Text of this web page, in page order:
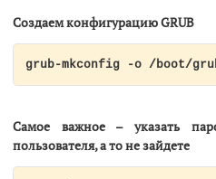
Создаем конфигурациюGRUB
grub-mkconfig -o /boot/
Самое важное – указать
пользователя, а то не зайдете